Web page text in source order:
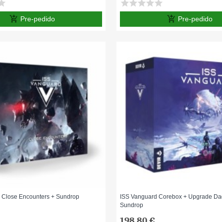
add_shopping_cart Pre-pedido
starstarstarstarstar
add_shopping_cart Pre-pedido
Close Encounters + Sundrop
ISS Vanguard Corebox + Upgrade
Sundrop